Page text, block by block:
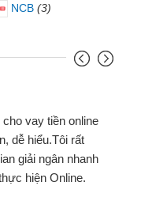
NCB (3)
vay tiền online
dễ hiểu.Tôi rất
giải ngân nhanh
hiện Online.